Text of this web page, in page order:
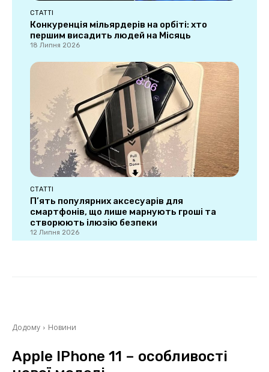
СТАТТІ
Конкуренція мільярдерів на орбіті: хто
першим висадить людей на Місяць
18 Липня 2026
СТАТТІ
П’ять популярних аксесуарів для
смартфонів, що лише марнують гроші та
створюють ілюзію безпеки
12 Липня 2026